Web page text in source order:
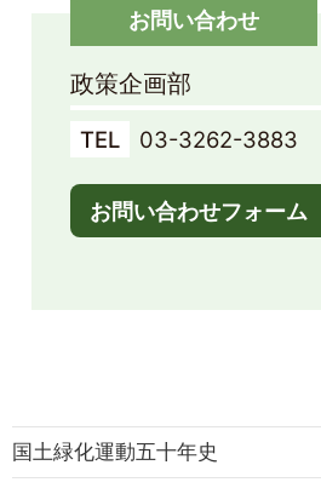
お問い合わせ
政策企画部
TEL 03-3262-3883
お問い合わせフォーム
国土緑化運動五十年史